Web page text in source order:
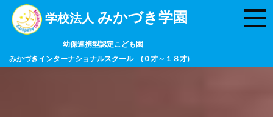
学校法人 みかづき学園
幼保連携型認定こども園
みかづきインターナショナルスクール (０才～１８才)